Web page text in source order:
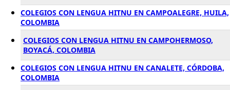
COLEGIOS CON LENGUA HITNU EN CAMPOALEGRE, HUILA,
COLOMBIA
COLEGIOS CON LENGUA HITNU EN CAMPOHERMOSO,
BOYACÁ, COLOMBIA
COLEGIOS CON LENGUA HITNU EN CANALETE, CÓRDOBA,
COLOMBIA